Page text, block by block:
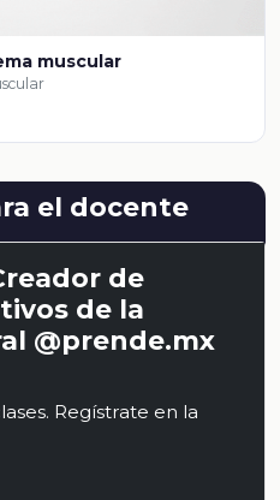
muscular
el docente
de
de la
@prende.mx
Regístrate en la